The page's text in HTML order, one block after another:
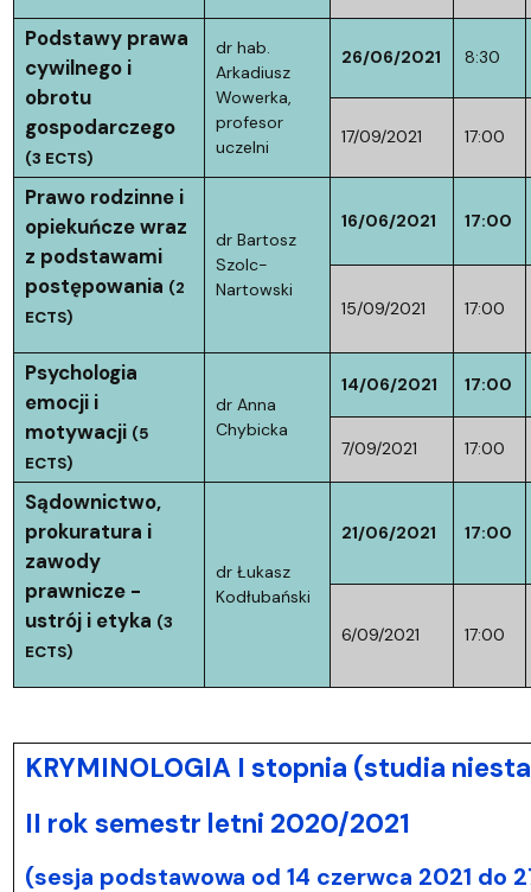
Podstawy prawa
cywilnego i
obrotu
gospodarczego
(3 ECTS)
dr hab.
Arkadiusz
Wowerka,
profesor
uczelni
26/06/2021 8:30
17/09/2021 17:00
Prawo rodzinne i
opiekuńcze wraz
z podstawami
postępowania (2
ECTS)
dr Bartosz
Szolc-
Nartowski
16/06/2021 17:00
15/09/2021 17:00
Psychologia
emocji i
motywacji (5
ECTS)
dr Anna
Chybicka
14/06/2021 17:00
7/09/2021 17:00
Sądownictwo,
prokuratura i
zawody
prawnicze -
ustrój i etyka (3
ECTS)
dr Łukasz
Kodłubański
21/06/2021 17:00
6/09/2021 17:00
KRYMINOLOGIA I stopnia (studia
II rok semestr letni 2020/2021
(sesja podstawowa od 14 czerwca 2021 do